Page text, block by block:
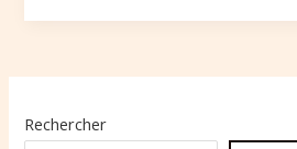
Rechercher